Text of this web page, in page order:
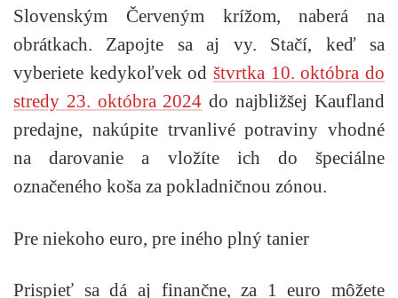
Slovenským Červeným krížom, naberá na
obrátkach. Zapojte sa aj vy. Stačí, keď sa
vyberiete kedykoľvek od štvrtka 10. októbra do
stredy 23. októbra 2024 do najbližšej Kaufland
predajne, nakúpite trvanlivé potraviny vhodné
na darovanie a vložíte ich do špeciálne
označeného koša za pokladničnou zónou.
Pre niekoho euro, pre iného plný tanier
Prispieť sa dá aj finančne, za 1 euro môžete